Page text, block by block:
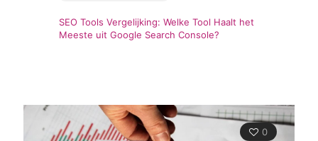
SEO Tools Vergelijking: Welke Tool Haalt het
Meeste uit Google Search Console?
0